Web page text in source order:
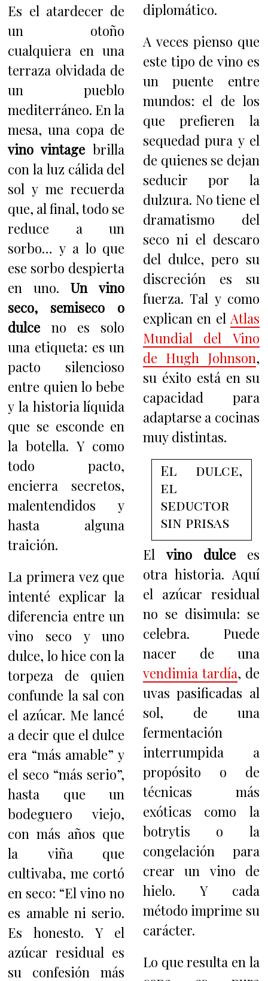
Es el atardecer de
un otoño
cualquiera en una
terraza olvidada de
un pueblo
mediterráneo. En la
mesa, una copa de
vino vintage brilla
con la luz cálida del
sol y me recuerda
que, al final, todo se
reduce a un
sorbo… y a lo que
ese sorbo despierta
en uno.Un vino
seco, semiseco o
dulce no es solo
una etiqueta: es un
pacto silencioso
entre quien lo bebe
y la historia líquida
que se esconde en
la botella. Y como
todo pacto,
encierra secretos,
malentendidos y
hasta alguna
traición.
La primera vez que
intenté explicar la
diferencia entre un
vino seco y uno
dulce, lo hice con la
torpeza de quien
confunde la sal con
el azúcar. Me lancé
a decir que el dulce
era “más amable” y
el seco “más serio”,
hasta que un
bodeguero viejo,
con más años que
la viña que
cultivaba, me cortó
en seco: “El vino no
es amable ni serio.
Es honesto. Y el
azúcar residual es
su confesión más
diplomático.
A veces pienso que
este tipo de vino es
un puente entre
mundos: el de los
que prefieren la
sequedad pura y el
de quienes se dejan
seducir por la
dulzura. No tiene el
dramatismo del
seco ni el descaro
del dulce, pero su
discreción es su
fuerza. Tal y como
explican en el Atlas
Mundial del Vino
de Hugh Johnson,
su éxito está en su
capacidad para
adaptarse a cocinas
muy distintas.
El dulce,
el
seductor
sin prisas
El vino dulcees
otra historia. Aquí
el azúcar residual
no se disimula: se
celebra. Puede
nacer de una
vendimia tardía, de
uvas pasificadas al
sol, de una
fermentación
interrumpida a
propósito o de
técnicas más
exóticas como la
botrytis o la
congelación para
crear un vino de
hielo. Y cada
método imprime su
carácter.
Lo que resulta en la